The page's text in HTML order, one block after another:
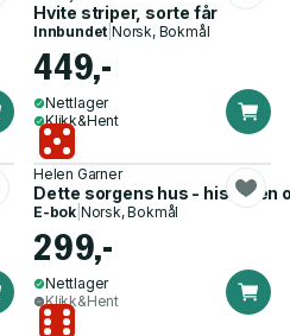
Hvite striper, sorte får
Innbundet |Norsk, Bokmål
449,-
Nettlager
Klikk&Hent
Helen Garner
Dette sorgens hus - historien
E-bok Norsk, Bokmål
299,-
Nettlager
Klikk&Hent